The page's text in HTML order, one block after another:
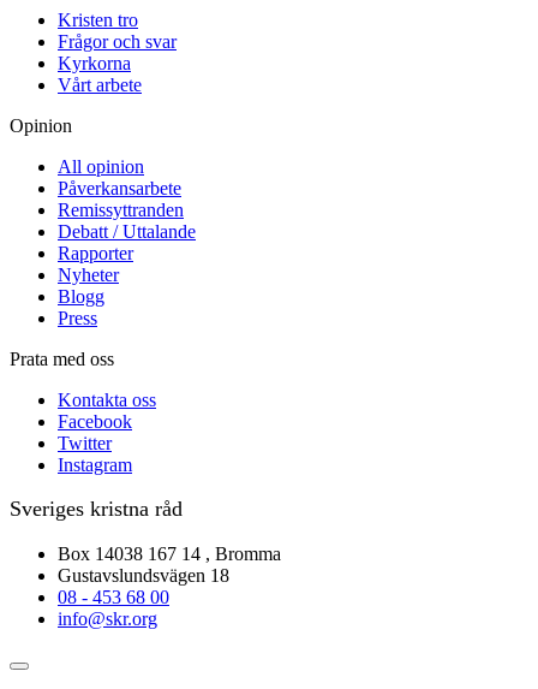
Kristen tro
Frågor och svar
Kyrkorna
Vårt arbete
Opinion
All opinion
Påverkansarbete
Remissyttranden
Debatt / Uttalande
Rapporter
Nyheter
Blogg
Press
Prata med oss
Kontakta oss
Facebook
Twitter
Instagram
Sveriges kristna råd
Box 14038 167 14 , Bromma
Gustavslundsvägen 18
08 - 453 68 00
info@skr.org